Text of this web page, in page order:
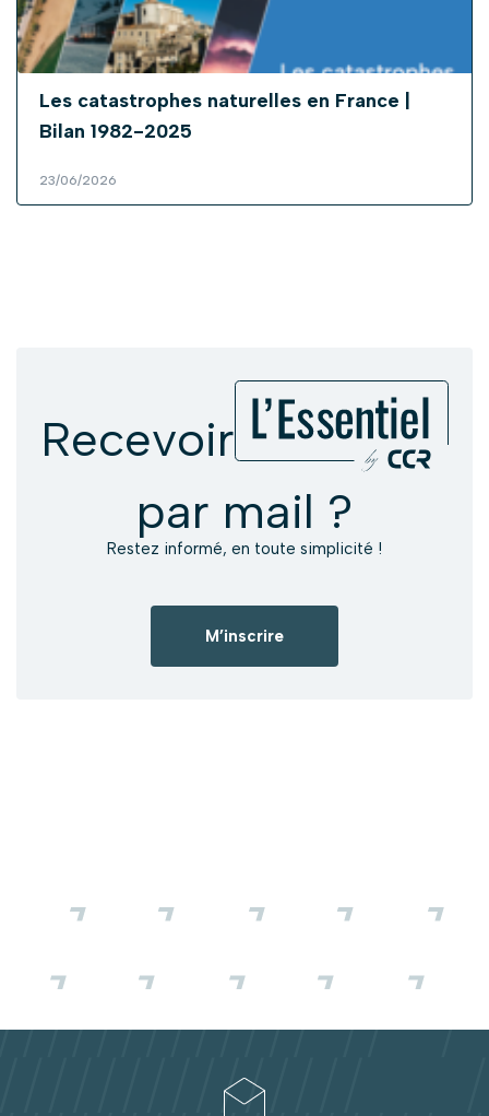
Les catastrophes naturelles en France |
Bilan 1982-2025
23/06/2026
Recevoir
par mail ?
Restez informé, en toute simplicité !
M’inscrire